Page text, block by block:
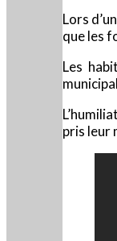
Lors
que les
Les
pris leur